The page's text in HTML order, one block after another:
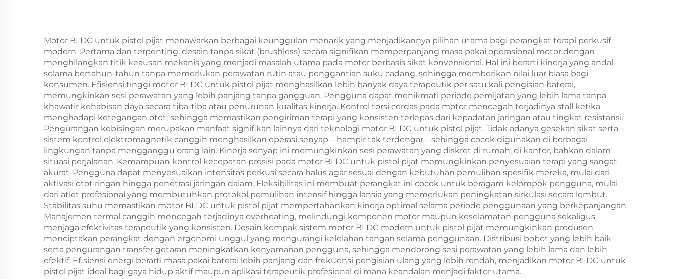
Motor BLDC untuk pistol pijat menawarkan berbagai keunggulan menarik yang menjadikannya pilihan utama bagi perangkat terapi perkusif
modern. Pertama dan terpenting, desain tanpa sikat (brushless) secara signifikan memperpanjang masa pakai operasional motor dengan
menghilangkan titik keausan mekanis yang menjadi masalah utama pada motor berbasis sikat konvensional. Hal ini berarti kinerja yang andal
selama bertahun-tahun tanpa memerlukan perawatan rutin atau penggantian suku cadang, sehingga memberikan nilai luar biasa bagi
konsumen. Efisiensi tinggi motor BLDC untuk pistol pijat menghasilkan lebih banyak daya terapeutik per satu kali pengisian baterai,
memungkinkan sesi perawatan yang lebih panjang tanpa gangguan. Pengguna dapat menikmati periode pemijatan yang lebih lama tanpa
khawatir kehabisan daya secara tiba-tiba atau penurunan kualitas kinerja. Kontrol torsi cerdas pada motor mencegah terjadinya stall ketika
menghadapi ketegangan otot, sehingga memastikan pengiriman terapi yang konsisten terlepas dari kepadatan jaringan atau tingkat resistansi.
Pengurangan kebisingan merupakan manfaat signifikan lainnya dari teknologi motor BLDC untuk pistol pijat. Tidak adanya gesekan sikat serta
sistem kontrol elektromagnetik canggih menghasilkan operasi senyap—hampir tak terdengar—sehingga cocok digunakan di berbagai
lingkungan tanpa mengganggu orang lain. Kinerja senyap ini memungkinkan sesi perawatan yang diskret di rumah, di kantor, bahkan dalam
situasi perjalanan. Kemampuan kontrol kecepatan presisi pada motor BLDC untuk pistol pijat memungkinkan penyesuaian terapi yang sangat
akurat. Pengguna dapat menyesuaikan intensitas perkusi secara halus agar sesuai dengan kebutuhan pemulihan spesifik mereka, mulai dari
aktivasi otot ringan hingga penetrasi jaringan dalam. Fleksibilitas ini membuat perangkat ini cocok untuk beragam kelompok pengguna, mulai
dari atlet profesional yang membutuhkan protokol pemulihan intensif hingga lansia yang memerlukan peningkatan sirkulasi secara lembut.
Stabilitas suhu memastikan motor BLDC untuk pistol pijat mempertahankan kinerja optimal selama periode penggunaan yang berkepanjangan.
Manajemen termal canggih mencegah terjadinya overheating, melindungi komponen motor maupun keselamatan pengguna sekaligus
menjaga efektivitas terapeutik yang konsisten. Desain kompak sistem motor BLDC modern untuk pistol pijat memungkinkan produsen
menciptakan perangkat dengan ergonomi unggul yang mengurangi kelelahan tangan selama penggunaan. Distribusi bobot yang lebih baik
serta pengurangan transfer getaran meningkatkan kenyamanan pengguna, sehingga mendorong sesi perawatan yang lebih lama dan lebih
efektif. Efisiensi energi berarti masa pakai baterai lebih panjang dan frekuensi pengisian ulang yang lebih rendah, menjadikan motor BLDC untuk
pistol pijat ideal bagi gaya hidup aktif maupun aplikasi terapeutik profesional di mana keandalan menjadi faktor utama.